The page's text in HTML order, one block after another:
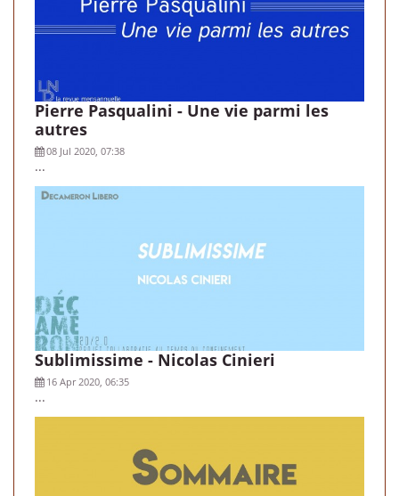
Pierre Pasqualini - Une vie parmi les
autres
08 Jul 2020, 07:38
...
Sublimissime - Nicolas Cinieri
16 Apr 2020, 06:35
...